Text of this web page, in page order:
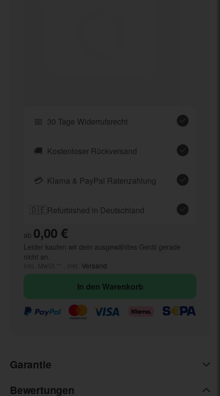
📅 30 Tage Widerrufsrecht
🚚 Kostenloser Rückversand
💳 Klarna & PayPal Ratenzahlung
🇩🇪Refurbished in Deutschland
ab 0,00 €
Leider kaufen wir dein ausgewähltes Gerät gerade
nicht an.
Versand
In den Warenkorb
Garantie
Bewertungen